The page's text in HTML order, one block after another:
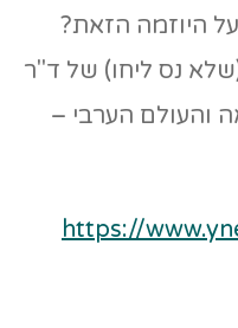
היוזמה הזאת?
נס ליחו) של ד"ר
והעולם הערבי –
https://